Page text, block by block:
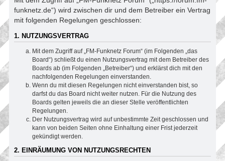
funknetz.de“) wird zwischen dir und dem Betreiber ein Vertrag
mit folgenden Regelungen geschlossen:
1. NUTZUNGSVERTRAG
Mit dem Zugriff auf „FM-Funknetz Forum“ (im Folgenden „das
Board“) schließt du einen Nutzungsvertrag mit dem Betreiber des
Boards ab (im Folgenden „Betreiber“) und erklärst dich mit den
nachfolgenden Regelungen einverstanden.
Wenn du mit diesen Regelungen nicht einverstanden bist, so
darfst du das Board nicht weiter nutzen. Für die Nutzung des
Boards gelten jeweils die an dieser Stelle veröffentlichten
Regelungen.
Der Nutzungsvertrag wird auf unbestimmte Zeit geschlossen und
kann von beiden Seiten ohne Einhaltung einer Frist jederzeit
gekündigt werden.
2. EINRÄUMUNG VON NUTZUNGSRECHTEN